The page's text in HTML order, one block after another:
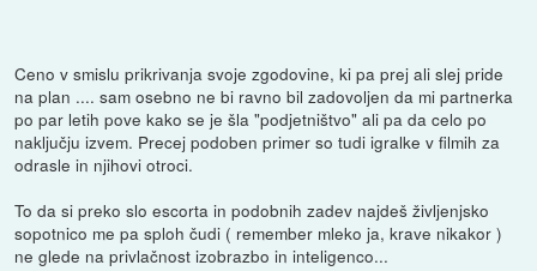
Ceno v smislu prikrivanja svoje zgodovine, ki pa prej ali slej pride
na plan .... sam osebno ne bi ravno bil zadovoljen da mi partnerka
po par letih pove kako se je šla "podjetništvo" ali pa da celo po
naključju izvem. Precej podoben primer so tudi igralke v filmih za
odrasle in njihovi otroci.
To da si preko slo escorta in podobnih zadev najdeš življenjsko
sopotnico me pa sploh čudi ( remember mleko ja, krave nikakor )
ne glede na privlačnost izobrazbo in inteligenco...